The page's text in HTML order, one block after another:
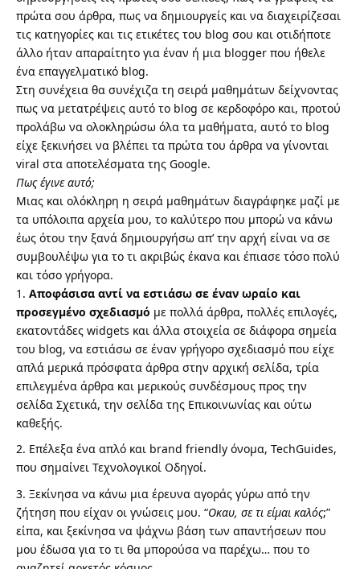
πρώτα σου άρθρα, πως να δημιουργείς και να διαχειρίζεσαι
τις κατηγορίες και τις ετικέτες του blog σου και οτιδήποτε
άλλο ήταν απαραίτητο για έναν ή μια blogger που ήθελε
ένα επαγγελματικό blog.
Στη συνέχεια θα συνέχιζα τη σειρά μαθημάτων δείχνοντας
πως να μετατρέψεις αυτό το blog σε κερδοφόρο και, προτού
προλάβω να ολοκληρώσω όλα τα μαθήματα, αυτό το blog
είχε ξεκινήσει να βλέπει τα πρώτα του άρθρα να γίνονται
viral στα αποτελέσματα της Google.
Πως έγινε αυτό;
Μιας και ολόκληρη η σειρά μαθημάτων διαγράφηκε μαζί με
τα υπόλοιπα αρχεία μου, το καλύτερο που μπορώ να κάνω
έως ότου την ξανά δημιουργήσω απ’ την αρχή είναι να σε
συμβουλέψω για το τι ακριβώς έκανα και έπιασε τόσο πολύ
και τόσο γρήγορα.
Αποφάσισα αντί να εστιάσω σε έναν ωραίο και
προσεγμένο σχεδιασμό με πολλά άρθρα, πολλές επιλογές,
εκατοντάδες widgets και άλλα στοιχεία σε διάφορα σημεία
του blog, να εστιάσω σε έναν γρήγορο σχεδιασμό που είχε
απλά μερικά πρόσφατα άρθρα στην αρχική σελίδα, τρία
επιλεγμένα άρθρα και μερικούς συνδέσμους προς την
σελίδα Σχετικά, την σελίδα της Επικοινωνίας και ούτω
καθεξής.
Επέλεξα ένα απλό και brand friendly όνομα, TechGuides,
που σημαίνει Τεχνολογικοί Οδηγοί.
Ξεκίνησα να κάνω μια έρευνα αγοράς γύρω από την
ζήτηση που είχαν οι γνώσεις μου. “Οκαυ, σε τι είμαι καλός;”
είπα, και ξεκίνησα να ψάχνω βάση των απαντήσεων που
μου έδωσα για το τι θα μπορούσα να παρέχω… που το